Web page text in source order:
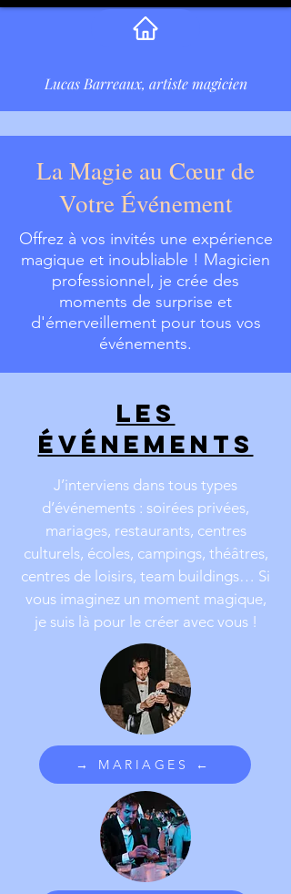
Lucas Barreaux, artiste magicien
La Magie au Cœur de
Votre Événement
Offrez à vos invités une expérience
magique et inoubliable ! Magicien
professionnel, je crée des
moments de surprise et
d'émerveillement pour tous vos
événements.
LES
événements
J’interviens dans tous types
d’événements : soirées privées,
mariages, restaurants, centres
culturels, écoles, campings, théâtres,
centres de loisirs, team buildings… Si
vous imaginez un moment magique,
je suis là pour le créer avec vous !
→ MARIAGES ←